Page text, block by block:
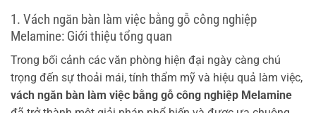
1. Vách ngăn bàn làm việc bằng gỗ công nghiệp
Melamine: Giới thiệu tổng quan
Trong bối cảnh các văn phòng hiện đại ngày càng chú
trọng đến sự thoải mái, tính thẩm mỹ và hiệu quả làm việc,
vách ngăn bàn làm việc bằng gỗ công nghiệp Melamine